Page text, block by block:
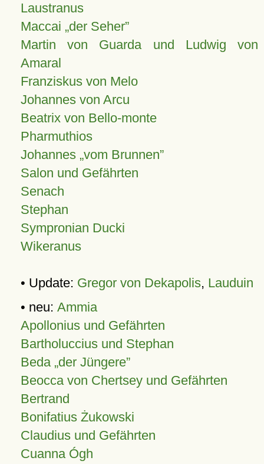
Laustranus
Maccai „der Seher”
Martin von Guarda und Ludwig von
Amaral
Franziskus von Melo
Johannes von Arcu
Beatrix von Bello-monte
Pharmuthios
Johannes vom Brunnen
Salon und Gefährten
Senach
Stephan
Sympronian Ducki
Wikeranus
• Update: Gregor von Dekapolis, Lauduin
• neu: Ammia
Apollonius und Gefährten
Bartholuccius und Stephan
Beda „der Jüngere”
Beocca von Chertsey und Gefährten
Bertrand
Bonifatius Żukowski
Claudius und Gefährten
Cuanna Ógh